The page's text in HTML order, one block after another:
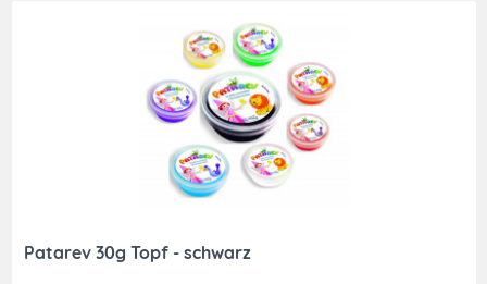
Patarev 30g Topf - schwarz